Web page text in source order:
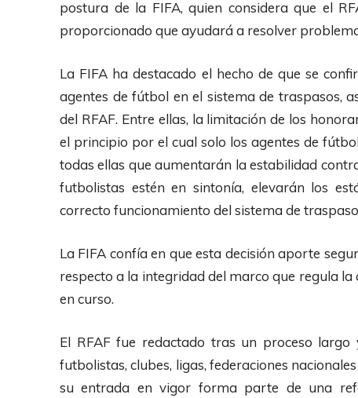
postura de la FIFA, quien considera que el
proporcionado que ayudará a resolver
La FIFA ha destacado el hecho de que se
agentes de fútbol en el sistema de traspasos,
del RFAF. Entre ellas, la limitación de los
el principio por el cual solo los agentes de
todas ellas que aumentarán la estabilidad
futbolistas estén en sintonía, elevarán los
correcto funcionamiento del sistema de
La FIFA confía en que esta decisión aporte
respecto a la integridad del marco que regula
en curso.
El RFAF fue redactado tras un proceso
futbolistas, clubes, ligas, federaciones
su entrada en vigor forma parte de una